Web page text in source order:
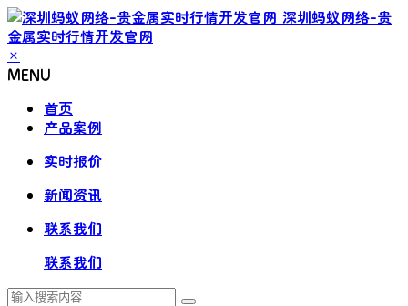
深圳蚂蚁网络-贵
金属实时行情开发官网
×
MENU
首页
产品案例
实时报价
新闻资讯
联系我们
联系我们